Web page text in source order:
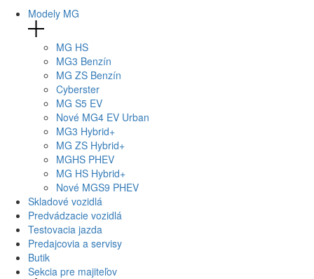
Modely MG
MG HS
MG3 Benzín
MG ZS Benzín
Cyberster
MG S5 EV
Nové MG4 EV Urban
MG3 Hybrid+
MG ZS Hybrid+
MGHS PHEV
MG HS Hybrid+
Nové MGS9 PHEV
Skladové vozidlá
Predvádzacie vozidlá
Testovacia jazda
Predajcovia a servisy
Butik
Sekcia pre majiteľov